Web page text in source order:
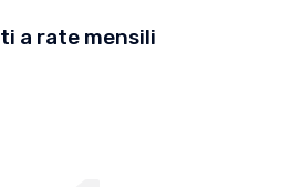
a rate mensili